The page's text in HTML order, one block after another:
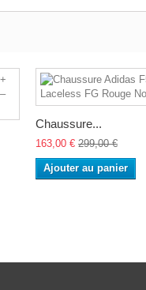
Chaussure...
163,00 € 299,00 €
Ajouter au panier